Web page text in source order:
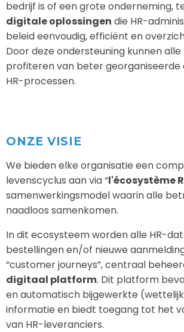
bedrijf is of een grote onderneming,
digitale oplossingen die HR-
beleid eenvoudig, efficiënt en
Door deze ondersteuning kunnen
profiteren van beter
HR-processen.
ONZE VISIE
We bieden elke organisatie een
levenscyclus aan via “l'écosystème
samenwerkingsmodel waarin alle
naadloos samenkomen.
In dit ecosysteem worden alle HR-
bestellingen en/of nieuwe
“customer journeys”, centraal
digitaal platform. Dit platform
en automatisch bijgewerkte
informatie en biedt toegang tot het
van HR-leveranciers.